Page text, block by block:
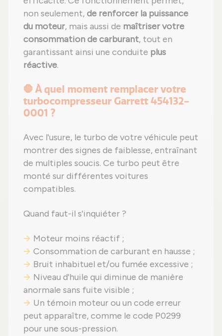
non seulement, de renforcer la puissance
du moteur, mais aussi de maîtriser votre
consommation de carburant, tout en
garantissant ainsi une conduite plus
réactive.
🛑 À quel moment remplacer votre
turbocompresseur Garrett 454132-
0001 ?
Avec l'usure, le turbo de votre véhicule peut
montrer des signes de faiblesse, entraînant
de multiples soucis. Ce turbo peut être
monté sur différentes voitures
compatibles.
Quand faut-il s'inquiéter ?
Moteur moins réactif ;
Consommation de carburant en hausse ;
Bruit inhabituel et/ou fumée excessive ;
Niveau d'huile qui diminue de manière
anormale sans fuite visible ;
Un témoin moteur ou un code erreur
peut apparaître, comme le code P0299
pour une sous-pression.